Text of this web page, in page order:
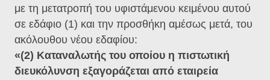
με τη μετατροπή του υφιστάμενου κειμένου αυτού
σε εδάφιο (1) και την προσθήκη αμέσως μετά, του
ακόλουθου νέου εδαφίου:
«(2) Καταναλωτής του οποίου η πιστωτική
διευκόλυνση εξαγοράζεται από εταιρεία